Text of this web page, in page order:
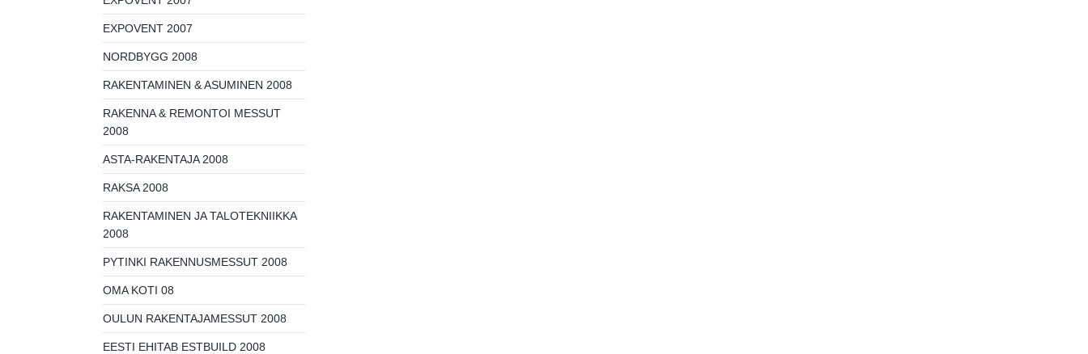
EXPOVENT 2007
NORDBYGG 2008
RAKENTAMINEN & ASUMINEN 2008
RAKENNA & REMONTOI MESSUT
2008
ASTA-RAKENTAJA 2008
RAKSA 2008
RAKENTAMINEN JA TALOTEKNIIKKA
2008
PYTINKI RAKENNUSMESSUT 2008
OMA KOTI 08
OULUN RAKENTAJAMESSUT 2008
EESTI EHITAB ESTBUILD 2008